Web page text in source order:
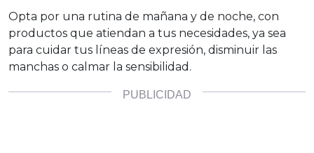
Opta por una rutina de mañana y de noche, con
productos que atiendan a tus necesidades, ya sea
para cuidar tus líneas de expresión, disminuir las
manchas o calmar la sensibilidad.